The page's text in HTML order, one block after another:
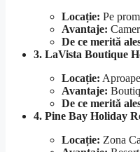
Locație: Pe
Avantaje:
De ce merită
3. LaVista Boutique
Locație:
Avantaje:
De ce merită
4. Pine Bay Holiday
Locație: Zona